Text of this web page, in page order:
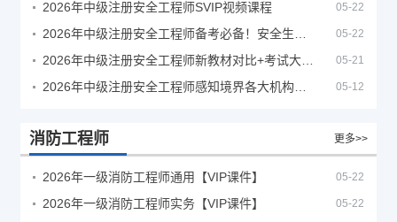
2026年中级注册安全工程师SVIP视频课程 05-22
05-22
05-21
05-12
消防工程师 更多>>
2026年一级消防工程师通用【VIP课件】 05-22
2026年一级消防工程师实务【VIP课件】 05-22